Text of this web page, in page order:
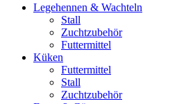
Legehennen & Wachteln
Stall
Zuchtzubehör
Futtermittel
Küken
Futtermittel
Stall
Zuchtzubehör